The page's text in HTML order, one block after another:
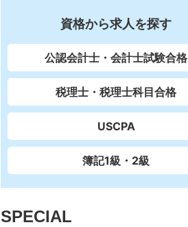
資格から求人を探す
公認会計士・会計士試験合格
税理士・税理士科目合格
USCPA
簿記1級・2級
SPECIAL